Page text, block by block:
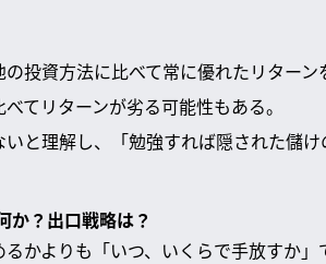
投資方法に比べて常に優れたリター
てリターンが劣る可能性もある。
と理解し、「勉強すれば隠された儲
か？出口戦略は？
かよりも「いつ、いくらで手放すか